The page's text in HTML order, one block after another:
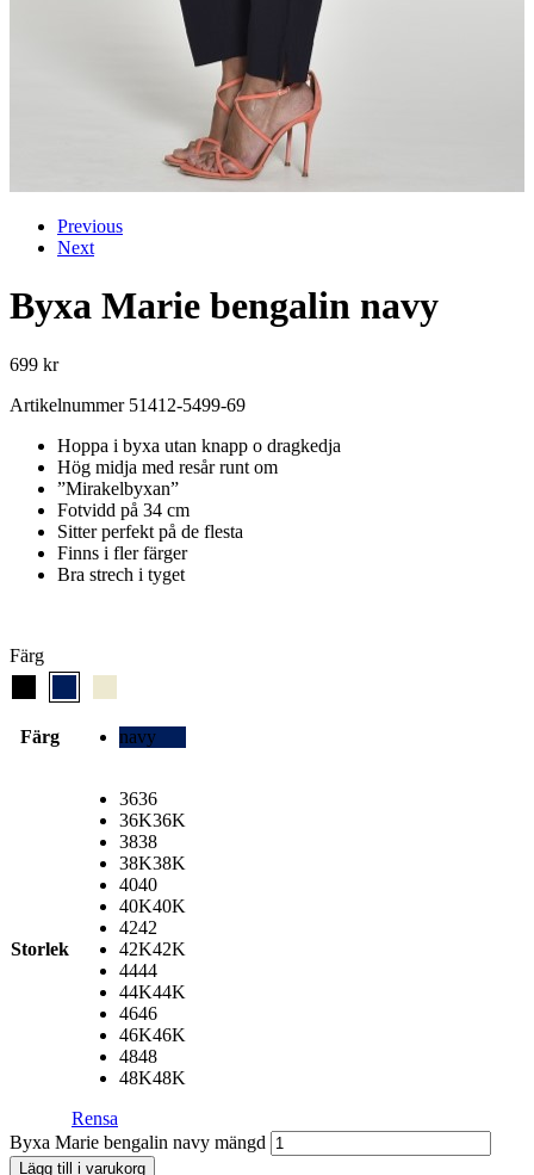
Previous
Next
Byxa Marie bengalin navy
699 kr
Artikelnummer 51412-5499-69
Hoppa i byxa utan knapp o dragkedja
Hög midja med resår runt om
”Mirakelbyxan”
Fotvidd på 34 cm
Sitter perfekt på de flesta
Finns i fler färger
Bra strech i tyget
Färg
Färg navy
Storlek
3636
36K36K
3838
38K38K
4040
40K40K
4242
42K42K
4444
44K44K
4646
46K46K
4848
48K48K
Rensa
Byxa Marie bengalin navy mängd
Lägg till i varukorg